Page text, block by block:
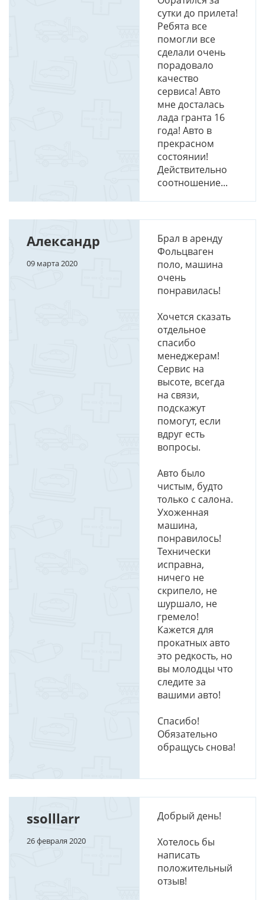
сутки до прилета!
Ребята все
помогли все
сделали очень
порадовало
качество
сервиса! Авто
мне досталась
лада гранта 16
года! Авто в
прекрасном
состоянии!
Действительно
соотношение...
Александр
09 марта 2020
Брал в аренду
Фольцваген
поло, машина
очень
понравилась!
Хочется сказать
отдельное
спасибо
менеджерам!
Сервис на
высоте, всегда
на связи,
подскажут
помогут, если
вдруг есть
вопросы.
Авто было
чистым, будто
только с салона.
Ухоженная
машина,
понравилось!
Технически
исправна,
ничего не
скрипело, не
шуршало, не
гремело!
Кажется для
прокатных авто
это редкость, но
вы молодцы что
следите за
вашими авто!
Спасибо!
Обязательно
обращусь снова!
ssolllarr
26 февраля 2020
Добрый день!
Хотелось бы
написать
положительный
отзыв!